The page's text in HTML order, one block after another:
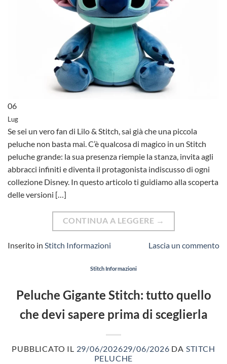
06
Lug
Se sei un vero fan di Lilo & Stitch, sai già che una piccola
peluche non basta mai. C’è qualcosa di magico in un Stitch
peluche grande: la sua presenza riempie la stanza, invita agli
abbracci infiniti e diventa il protagonista indiscusso di ogni
collezione Disney. In questo articolo ti guidiamo alla scoperta
delle versioni […]
CONTINUA A LEGGERE →
Inserito in Stitch Informazioni Lascia un commento
Stitch Informazioni
Peluche Gigante Stitch: tutto quello
che devi sapere prima di sceglierla
PUBBLICATO IL 29/06/202629/06/2026 DA STITCH
PELUCHE